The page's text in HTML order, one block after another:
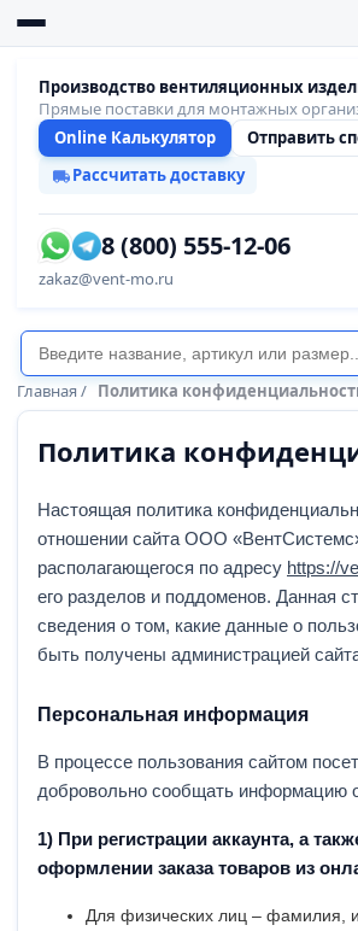
Производство вентиляционных
Прямые поставки для монтажных
Online Калькулятор
Отправить
Рассчитать доставку
8 (800) 555-12-06
zakaz@vent-mo.ru
Главная / Политика
Политика
Настоящая политика
отношении сайта ООО
располагающегося по адресу https://
его разделов и поддоменов. Данная
сведения о том, какие данные о
быть получены администрацией
Персональная информация
В процессе пользования сайтом
добровольно сообщать информацию
1) При регистрации аккаунта, а
оформлении заказа товаров из
Для физических лиц – фамилия,